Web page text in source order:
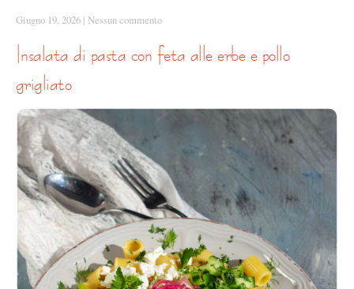
Giugno 19, 2026 | Nessun commento
grigliato